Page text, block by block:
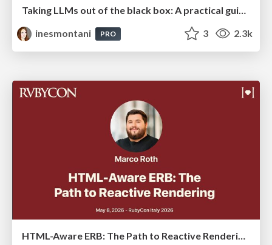
Taking LLMs out of the black box: A practical guide to human-in-the-loop distillation
inesmontani
PRO 3 2.3k
HTML-Aware ERB: The Path to Reactive Rendering @ RubyCon 2026, Rimini, Italy